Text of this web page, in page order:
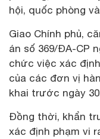
hội, quốc phòng
Giao Chính phủ,
án số 369/ĐA-CP
chức việc xác
của các đơn vị
khai trước ngày
Đồng thời, khẩn
xác định phạm vi